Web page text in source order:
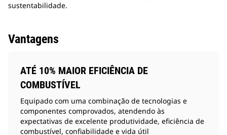
sustentabilidade.
Vantagens
ATÉ 10% MAIOR EFICIÊNCIA DE
COMBUSTÍVEL
Equipado com uma combinação de tecnologias e
componentes comprovados, atendendo às
expectativas de excelente produtividade, eficiência de
combustível, confiabilidade e vida útil